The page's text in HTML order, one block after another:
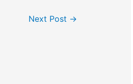
Next Post →